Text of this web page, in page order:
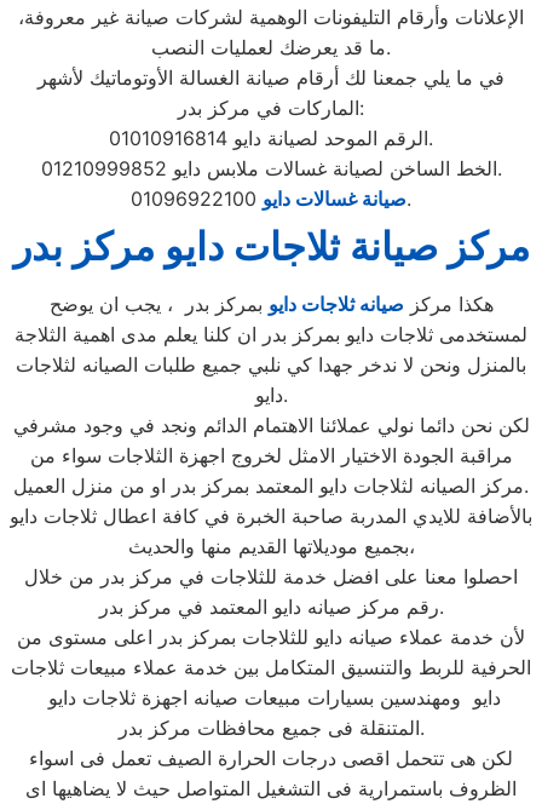
الإعلانات وأرقام التليفونات الوهمية لشركات صيانة غير معروفة،
ما قد يعرضك لعمليات النصب.
في ما يلي جمعنا لك أرقام صيانة الغسالة الأوتوماتيك لأشهر
الماركات في مركز بدر:
الرقم الموحد لصيانة دايو 01010916814.
الخط الساخن لصيانة غسالات ملابس دايو 01210999852.
صيانة غسالات دايو01096922100.
مركز صيانة ثلاجات دايو مركز بدر
هكذا مركز صيانه ثلاجات دايو بمركز بدر ، يجب ان يوضح
لمستخدمى ثلاجات دايو بمركز بدر ان كلنا يعلم مدى اهمية الثلاجة
بالمنزل ونحن لا ندخر جهدا كي نلبي جميع طلبات الصيانه لثلاجات
دايو.
لكن نحن دائما نولي عملائنا الاهتمام الدائم ونجد في وجود مشرفي
مراقبة الجودة الاختيار الامثل لخروج اجهزة الثلاجات سواء من
مركز الصيانه لثلاجات دايو المعتمد بمركز بدر او من منزل العميل.
بالأضافة للايدي المدربة صاحبة الخبرة في كافة اعطال ثلاجات دايو
بجميع موديلاتها القديم منها والحديث،
احصلوا معنا على افضل خدمة للثلاجات في مركز بدر من خلال
رقم مركز صيانه دايو المعتمد في مركز بدر.
لأن خدمة عملاء صيانه دايو للثلاجات بمركز بدر اعلى مستوى من
الحرفية للربط والتنسيق المتكامل بين خدمة عملاء مبيعات ثلاجات
دايو ومهندسين بسيارات مبيعات صيانه اجهزة ثلاجات دايو
المتنقلة فى جميع محافظات مركز بدر.
لكن هى تتحمل اقصى درجات الحرارة الصيف تعمل فى اسواء
الظروف باستمرارية فى التشغيل المتواصل حيث لا يضاهيها اى